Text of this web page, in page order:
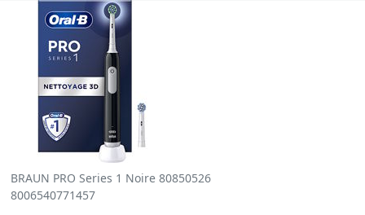
BRAUN PRO Series 1 Noire 80850526
8006540771457